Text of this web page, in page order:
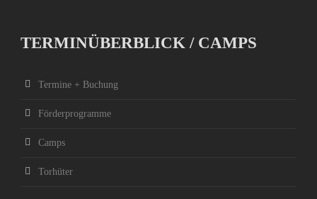
TERMINÜBERBLICK / CAMPS
Termine + Buchung
Förderprogramme
Camps
Torhüter